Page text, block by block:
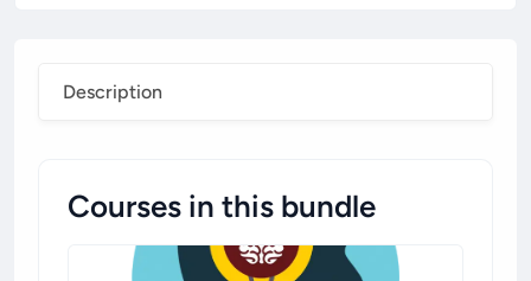
Description
Courses in this bundle